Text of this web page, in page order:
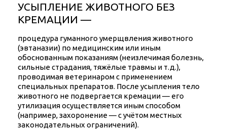
УСЫПЛЕНИЕ ЖИВОТНОГО БЕЗ
КРЕМАЦИИ —
процедура гуманного умерщвления животного
(эвтаназии) по медицинским или иным
обоснованным показаниям (неизлечимая болезнь,
сильные страдания, тяжёлые травмы и т. д.),
проводимая ветеринаром с применением
специальных препаратов. После усыпления тело
животного не подвергается кремации — его
утилизация осуществляется иным способом
(например, захоронение — с учётом местных
законодательных ограничений).